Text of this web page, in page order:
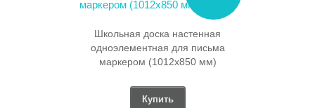
Школьная доска настенная
одноэлементная для письма
маркером (1012х850 мм)
Купить